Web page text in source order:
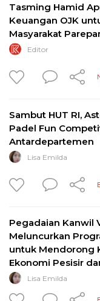
Tasming Hamid
Keuangan OJK
Masyarakat
Editor
Sambut HUT RI,
Padel Fun
Antardepartemen
Lisa Emilda
Pegadaian Kanwil
Meluncurkan
untuk Mendorong
Ekonomi Pesisir
Lisa Emilda